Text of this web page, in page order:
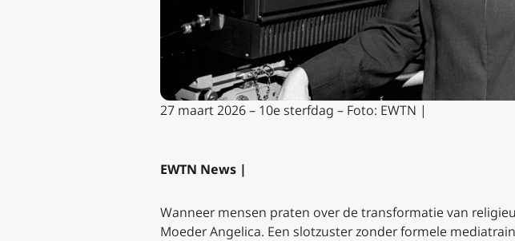
27 maart 2026 – 10e sterfdag – Foto: EWTN |
EWTN News |
Wanneer mensen praten over de transformatie van
Moeder Angelica. Een slotzuster zonder formele